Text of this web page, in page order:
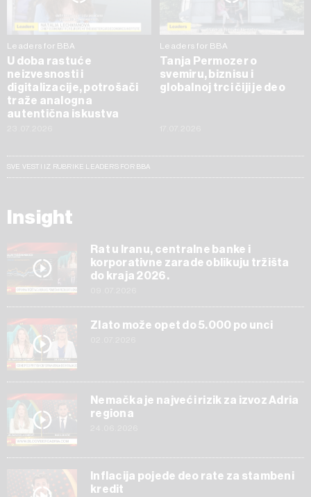
Leaders for BBA
U doba rastuće
neizvesnosti i
digitalizacije, potrošači
traže analogna
autentična iskustva
Leaders for BBA
Tanja Permozer o
svemiru, biznisu i
globalnoj trci čiji je deo
SVE VESTI IZ RUBRIKE LEADERS FOR BBA
Insight
Rat u Iranu, centralne banke i
korporativne zarade oblikuju tržišta
do kraja 2026.
Zlato može opet do 5.000 po unci
Nemačka je najveći rizik za izvoz Adria
regiona
Inflacija pojede deo rate za stambeni
kredit